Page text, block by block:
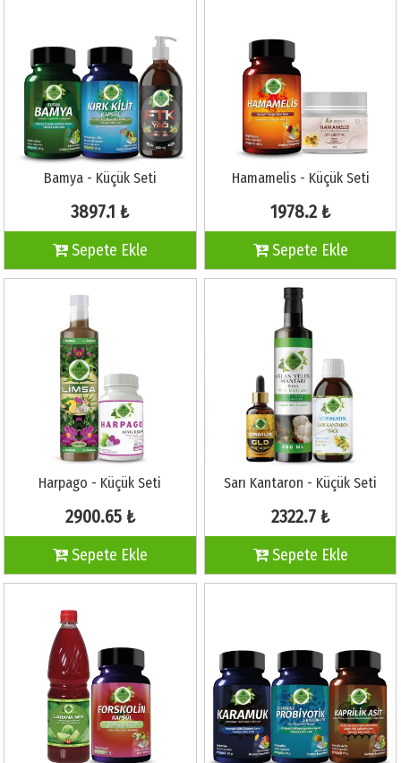
Bamya - Küçük Seti
3897.1 ₺
Sepete Ekle
Hamamelis - Küçük Seti
1978.2 ₺
Sepete Ekle
Harpago - Küçük Seti
2900.65 ₺
Sepete Ekle
Sarı Kantaron - Küçük Seti
2322.7 ₺
Sepete Ekle